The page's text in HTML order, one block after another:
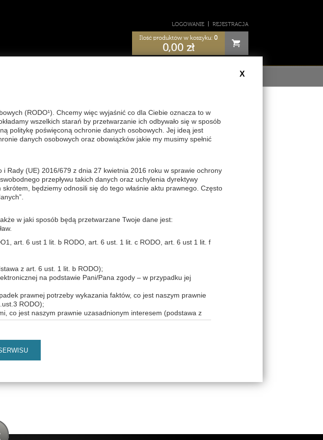
(RODO¹). Chcemy więc wyjaśnić co dla Ciebie oznacza to w
wszelkich starań by przetwarzanie ich odbywało się w sposób
politykę poświęconą ochronie danych osobowych. Jej ideą jest
danych osobowych oraz obowiązków jakie my musimy spełnić
Rady (UE) 2016/679 z dnia 27 kwietnia 2016 roku w sprawie ochrony
przepływu takich danych oraz uchylenia dyrektywy
będziemy odnosili się do tego właśnie aktu prawnego. Często
w jaki sposób będą przetwarzane Twoje dane jest:
art. 6 ust 1 lit. b RODO, art. 6 ust. 1 lit. c RODO, art. 6 ust 1 lit. f
z art. 6 ust. 1 lit. b RODO);
na podstawie Pani/Pana zgody – w przypadku jej
prawnej potrzeby wykazania faktów, co jest naszym prawnie
RODO);
co jest naszym prawnie uzasadnionym interesem (podstawa z
bezpośredni, co jest naszym prawnie uzasadnionym
z którymi zawarliśmy umowę powierzenia na gruncie art. 28
technologicznych (dostawcy usług teleinformatycznych),
dane, zawsze możesz skontaktować się w tym celu z
także mogli udostępnić Twoje dane osobowe innym podmiotom
organizowania dodatkowych imprez, zajęć bądź innego
ubezpieczeniowym, bankom czy serwisom płatności
X
LOGOWANIE REJESTRACJA
Ilość produktów w koszyku: 0
0,00 zł